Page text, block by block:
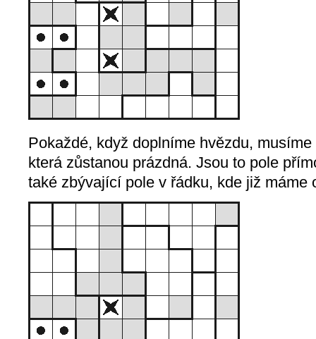
Pokaždé, když doplníme hvězdu,
která zůstanou prázdná. Jsou to pole
také zbývající pole v řádku, kde již máme